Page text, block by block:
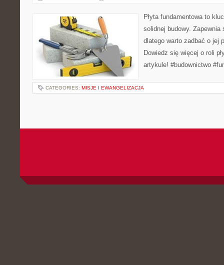
Płyta fundamentowa to
solidnej budowy.
dlatego warto zadbać o jej
Dowiedz się więcej o roli
artykule! #budownictwo
CATEGORIES: MISJE I EWANGELIZACJA